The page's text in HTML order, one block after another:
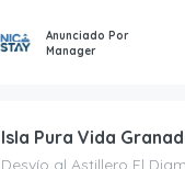
Anunciado Por
Manager
Isla Pura Vida